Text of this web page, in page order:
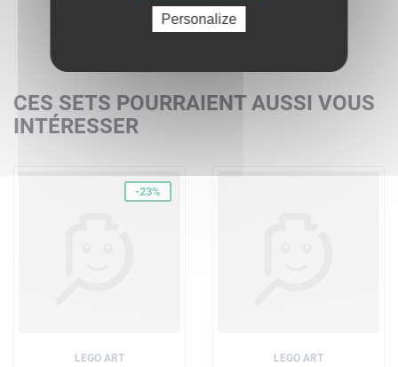
CES SETS POURRAIENT AUSSI VOUS
INTÉRESSER
-23%
LEGO ART LEGO ART
Personalize